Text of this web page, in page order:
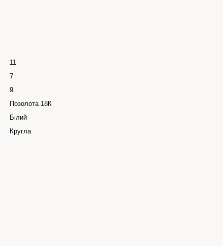
11
7
9
Позолота 18К
Білий
Кругла